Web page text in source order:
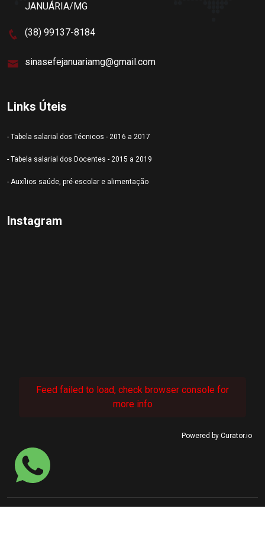
JANUÁRIA/MG
(38) 99137-8184
sinasefejanuariamg@gmail.com
Links Úteis
- Tabela salarial dos Técnicos - 2016 a 2017
- Tabela salarial dos Docentes - 2015 a 2019
- Auxílios saúde, pré-escolar e alimentação
Instagram
Feed failed to load, check browser console for
more info
Powered by Curator.io